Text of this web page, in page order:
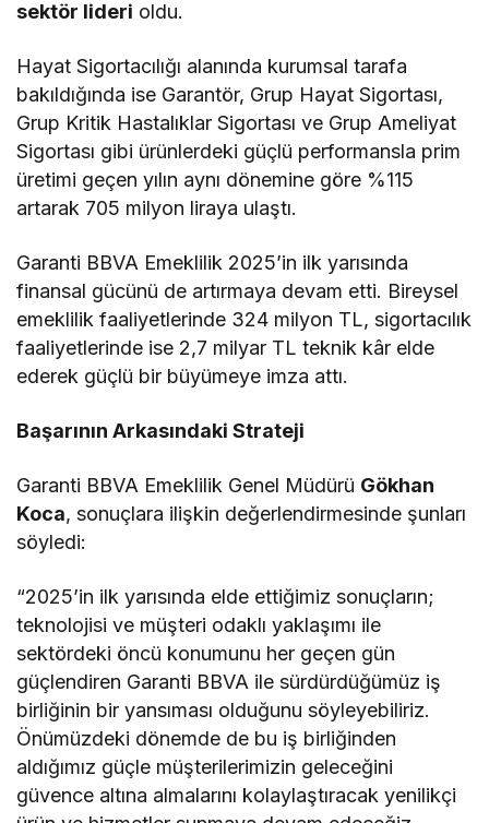
sektör lideri oldu.
Hayat Sigortacılığı alanında kurumsal tarafa
bakıldığında ise Garantör, Grup Hayat Sigortası,
Grup Kritik Hastalıklar Sigortası ve Grup Ameliyat
Sigortası gibi ürünlerdeki güçlü performansla prim
üretimi geçen yılın aynı dönemine göre %115
artarak 705 milyon liraya ulaştı.
Garanti BBVA Emeklilik 2025’in ilk yarısında
finansal gücünü de artırmaya devam etti. Bireysel
emeklilik faaliyetlerinde 324 milyon TL, sigortacılık
faaliyetlerinde ise 2,7 milyar TL teknik kâr elde
ederek güçlü bir büyümeye imza attı.
Başarının Arkasındaki Strateji
Garanti BBVA Emeklilik Genel Müdürü Gökhan
Koca, sonuçlara ilişkin değerlendirmesinde şunları
söyledi:
“2025’in ilk yarısında elde ettiğimiz sonuçların;
teknolojisi ve müşteri odaklı yaklaşımı ile
sektördeki öncü konumunu her geçen gün
güçlendiren Garanti BBVA ile sürdürdüğümüz iş
birliğinin bir yansıması olduğunu söyleyebiliriz.
Önümüzdeki dönemde de bu iş birliğinden
aldığımız güçle müşterilerimizin geleceğini
güvence altına almalarını kolaylaştıracak yenilikçi